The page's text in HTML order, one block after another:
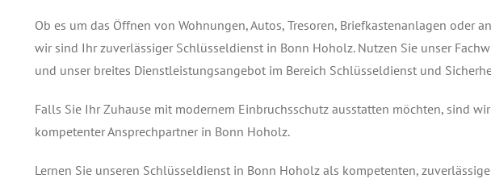
Ob es um das Öffnen von Wohnungen, Autos, Tresoren, Briefkastenanlagen oder
wir sind Ihr zuverlässiger Schlüsseldienst in Bonn Hoholz. Nutzen Sie unser
und unser breites Dienstleistungsangebot im Bereich Schlüsseldienst und
Falls Sie Ihr Zuhause mit modernem Einbruchsschutz ausstatten möchten, sind
kompetenter Ansprechpartner in Bonn Hoholz.
Lernen Sie unseren Schlüsseldienst in Bonn Hoholz als kompetenten,